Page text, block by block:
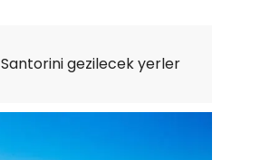
Santorini gezilecek yerler